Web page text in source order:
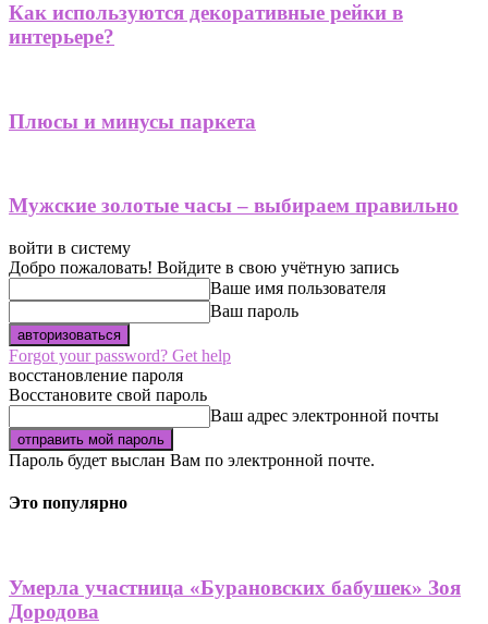
Как используются декоративные рейки в
интерьере?
Плюсы и минусы паркета
Мужские золотые часы – выбираем правильно
войти в систему
Добро пожаловать! Войдите в свою учётную запись
Ваше имя пользователя
Ваш пароль
Forgot your password? Get help
восстановление пароля
Восстановите свой пароль
Ваш адрес электронной почты
Пароль будет выслан Вам по электронной почте.
Это популярно
Умерла участница «Бурановских бабушек» Зоя
Дородова